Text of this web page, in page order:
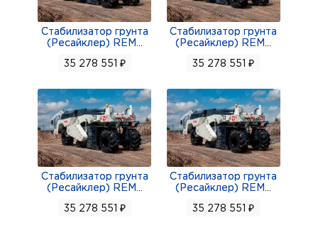
Стабилизатор грунта
(Ресайклер) REM
35 278 551 ₽
Стабилизатор грунта
(Ресайклер) REM
35 278 551 ₽
Стабилизатор грунта
(Ресайклер) REM
35 278 551 ₽
Стабилизатор грунта
(Ресайклер) REM
35 278 551 ₽